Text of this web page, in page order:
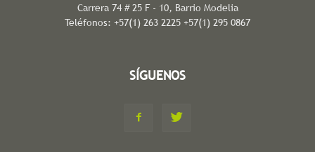
Carrera 74 # 25 F - 10, Barrio Modelia
Teléfonos: +57(1) 263 2225 +57(1) 295 0867
SÍGUENOS